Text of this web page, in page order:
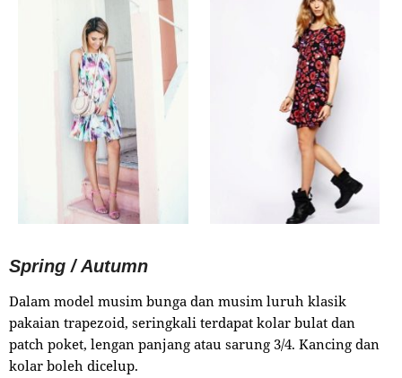
Spring / Autumn
Dalam model musim bunga dan musim luruh klasik
pakaian trapezoid, seringkali terdapat kolar bulat dan
patch poket, lengan panjang atau sarung 3/4. Kancing dan
kolar boleh dicelup.